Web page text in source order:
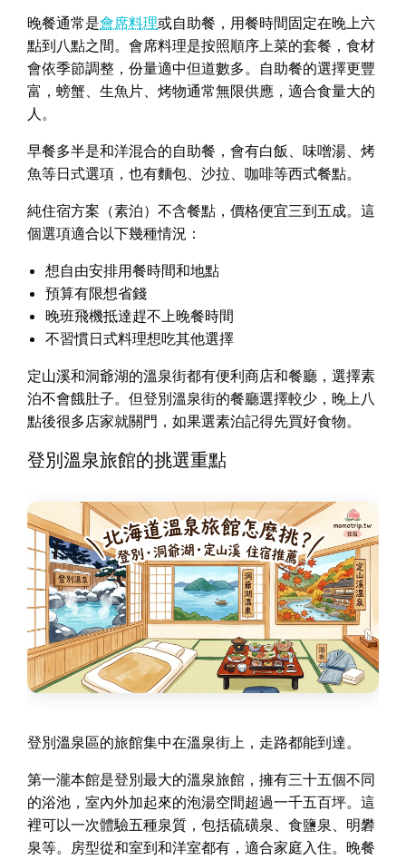
晚餐通常是會席料理或自助餐，用餐時間固定在晚上六
點到八點之間。會席料理是按照順序上菜的套餐，食材
會依季節調整，份量適中但道數多。自助餐的選擇更豐
富，螃蟹、生魚片、烤物通常無限供應，適合食量大的
人。
早餐多半是和洋混合的自助餐，會有白飯、味噌湯、烤
魚等日式選項，也有麵包、沙拉、咖啡等西式餐點。
純住宿方案（素泊）不含餐點，價格便宜三到五成。這
個選項適合以下幾種情況：
想自由安排用餐時間和地點
預算有限想省錢
晚班飛機抵達趕不上晚餐時間
不習慣日式料理想吃其他選擇
定山溪和洞爺湖的溫泉街都有便利商店和餐廳，選擇素
泊不會餓肚子。但登別溫泉街的餐廳選擇較少，晚上八
點後很多店家就關門，如果選素泊記得先買好食物。
登別溫泉旅館的挑選重點
登別溫泉區的旅館集中在溫泉街上，走路都能到達。
第一瀧本館是登別最大的溫泉旅館，擁有三十五個不同
的浴池，室內外加起來的泡湯空間超過一千五百坪。這
裡可以一次體驗五種泉質，包括硫磺泉、食鹽泉、明礬
泉等。房型從和室到和洋室都有，適合家庭入住。晚餐